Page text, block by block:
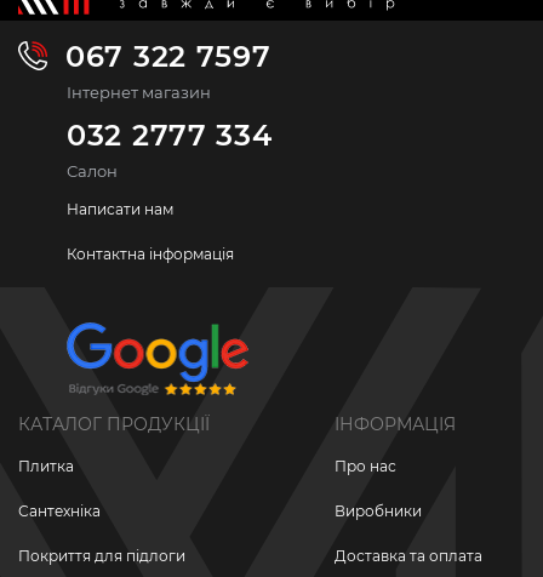
067 322 7597
Інтернет магазин
032 2777 334
Салон
Написати нам
Контактна інформація
КАТАЛОГ ПРОДУКЦІЇ
Плитка
Сантехніка
Покриття для підлоги
ІНФОРМАЦІЯ
Про нас
Виробники
Доставка та оплата